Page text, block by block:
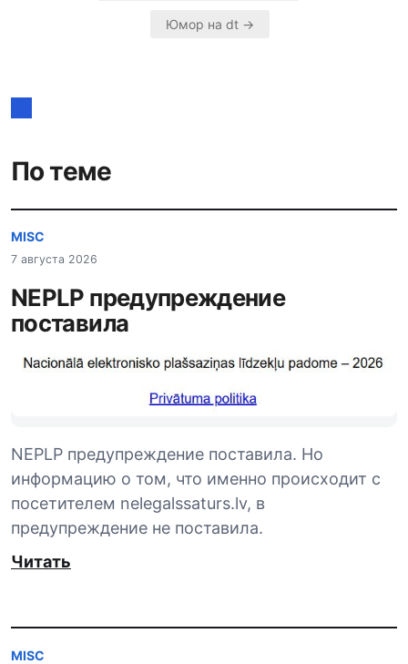
НавигацияЮмор на dt →
По теме
MISC
7 августа 2026
NEPLP предупреждение
поставила
NEPLP предупреждение поставила. Но
информацию о том, что именно происходит с
посетителем nelegalssaturs.lv, в
предупреждение не поставила.
Читать
MISC